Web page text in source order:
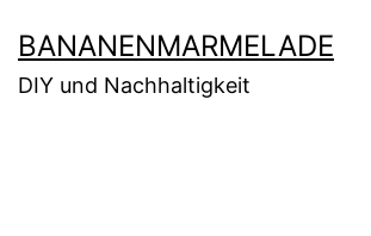
Inhalt
springen
BANANENMARMELADE
DIY und Nachhaltigkeit